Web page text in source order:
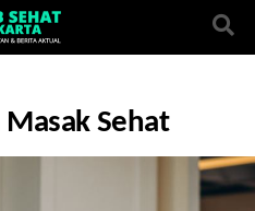
Sehat